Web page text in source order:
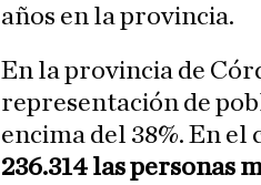
años en la provincia.
En la provincia de
representación de
encima del 38%. En
236.314 las personas